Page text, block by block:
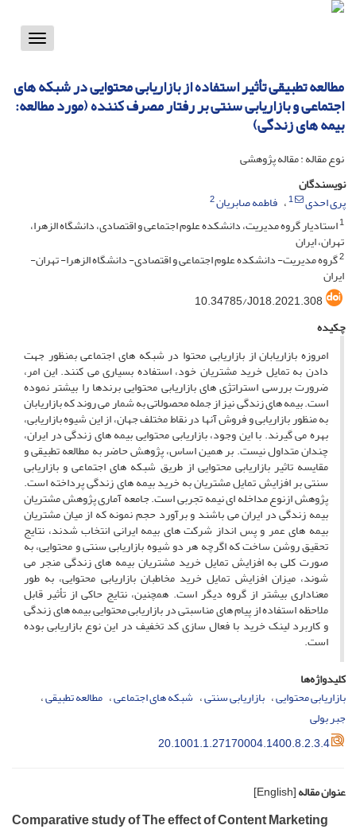
Toggle
مطالعه تطبیقی تأثیر استفاده از بازاریابی محتوایی در شبکه های
اجتماعی و بازاریابی سنتی بر رفتار مصرف کننده (مورد مطالعه:
بیمه های زندگی)
نوع مقاله : مقاله پژوهشی
نویسندگان
پری احدی
1 فاطمه صابریان2
1استادیار گروه مدیریت، دانشکده علوم اجتماعی و اقتصادی، دانشگاه الزهرا،
تهران، ایران
2گروه مدیریت- دانشکده علوم اجتماعی و اقتصادی- دانشگاه الزهرا- تهران-
ایران
10.34785/J018.2021.308
چکیده
امروزه بازاریابان از بازاریابی محتوا در شبکه های اجتماعی بمنظور جهت
دادن به تمایل خرید مشتریان خود، استفاده بسیاری می کنند. این امر،
ضرورت بررسی استراتژی های بازاریابی محتوایی برندها را بیشتر نموده
است. بیمه های زندگی نیز از جمله محصولاتی به شمار می روند که بازاریابان
به منظور بازاریابی و فروش آنها در نقاط مختلف جهان، از این شیوه بازاریابی،
بهره می گیرند. با این وجود، بازاریابی محتوایی بیمه های زندگی در ایران،
چندان متداول نیست. بر همین اساس، پژوهش حاضر به مطالعه تطبیقی و
مقایسه تاثیر بازاریابی محتوایی از طریق شبکه های اجتماعی و بازاریابی
سنتی بر افزایش تمایل مشتریان به خرید بیمه های زندگی پرداخته است.
پژوهش ازنوع مداخله ای نیمه تجربی است. جامعه آماری پژوهش مشتریان
بیمه زندگی در ایران می باشند و برآورد حجم نمونه که از میان مشتریان
بیمه های عمر و پس انداز شرکت های بیمه ایرانی انتخاب شدند، نتایج
تحقیق روشن ساخت که اگرچه هر دو شیوه بازاریابی سنتی و محتوایی، به
صورت کلی به افزایش تمایل خرید مشتریان بیمه های زندگی منجر می
شوند، میزان افزایش تمایل خرید مخاطبان بازاریابی محتوایی، به طور
معناداری بیشتر از گروه دیگر است. همچنین، نتایج حاکی از تأثیر قابل
ملاحظه استفاده از پیام های مناسبتی در بازاریابی محتوایی بیمه های زندگی
و کاربرد لینک خرید با فعال سازی کد تخفیف در این نوع بازاریابی بوده
است.
کلیدواژه‌ها
بازاریابی محتوایی بازاریابی سنتی شبکه های اجتماعی مطالعه تطبیقی
جبر بولی
20.1001.1.27170004.1400.8.2.3.4
عنوان مقاله[English]
Comparative study of The effect of Content Marketing